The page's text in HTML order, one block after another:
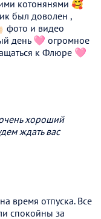
котонянями 🥰
был доволен ,
фото и видео
день 🩷 огромное
к Флюре 🩷
хороший
ждать вас
время отпуска. Все
спокойны за